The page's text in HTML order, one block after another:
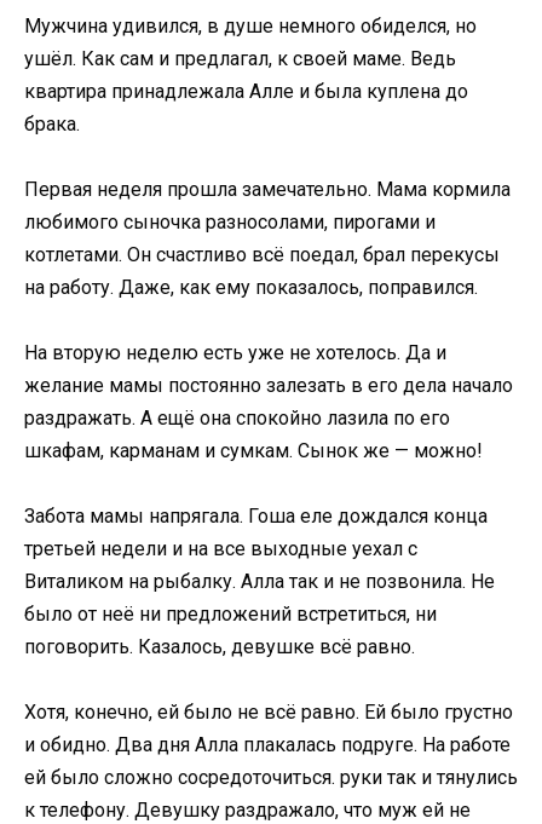
Мужчина удивился, в душе немного обиделся, но
ушёл. Как сам и предлагал, к своей маме. Ведь
квартира принадлежала Алле и была куплена до
брака.
Первая неделя прошла замечательно. Мама кормила
любимого сыночка разносолами, пирогами и
котлетами. Он счастливо всё поедал, брал перекусы
на работу. Даже, как ему показалось, поправился.
На вторую неделю есть уже не хотелось. Да и
желание мамы постоянно залезать в его дела начало
раздражать. А ещё она спокойно лазила по его
шкафам, карманам и сумкам. Сынок же — можно!
Забота мамы напрягала. Гоша еле дождался конца
третьей недели и на все выходные уехал с
Виталиком на рыбалку. Алла так и не позвонила. Не
было от неё ни предложений встретиться, ни
поговорить. Казалось, девушке всё равно.
Хотя, конечно, ей было не всё равно. Ей было грустно
и обидно. Два дня Алла плакалась подруге. На работе
ей было сложно сосредоточиться. руки так и тянулись
к телефону. Девушку раздражало, что муж ей не